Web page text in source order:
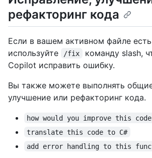
рефакторинг кода
Если в вашем активном файле
используйте
/fix
команду slash,
Copilot исправить ошибку.
Вы также можете выполнять
улучшение или рефакторинг кода.
how would you improve this
translate this code to C#
add error handling to this